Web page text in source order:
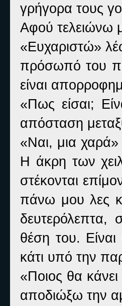
γρήγορα τους
Αφού τελειώνω
«Ευχαριστώ»
πρόσωπό του
είναι
«Πως είσαι;
απόσταση
«Ναι, μια
Η άκρη των
στέκονται
πάνω μου λες
δευτερόλεπτα,
θέση του.
κάτι υπό την
«Ποιος θα
αποδιώξω την